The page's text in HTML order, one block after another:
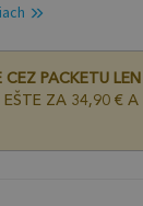
CEZ PACKETU
ZA 34,90 €